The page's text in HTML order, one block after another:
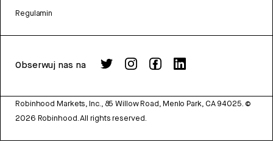
Regulamin
Obserwuj nas na
Robinhood Markets, Inc., 85 Willow Road, Menlo Park, CA 94025. ©
2026 Robinhood. All rights reserved.